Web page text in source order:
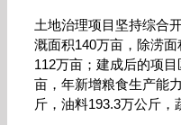
土地治理项目坚持综合
溉面积140万亩，除涝
112万亩；建成后的项
亩，年新增粮食生产能
斤，油料193.3万公斤，